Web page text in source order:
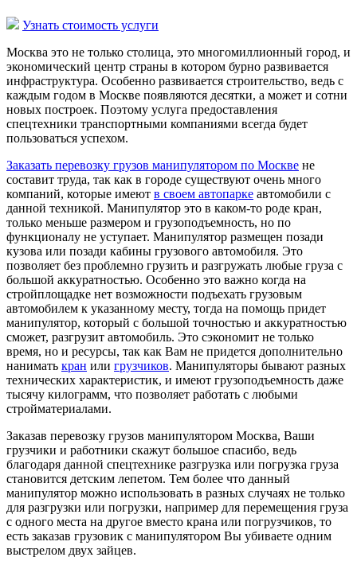
Узнать стоимость услуги
Москва это не только столица, это многомиллионный город, и
экономический центр страны в котором бурно развивается
инфраструктура. Особенно развивается строительство, ведь с
каждым годом в Москве появляются десятки, а может и сотни
новых построек. Поэтому услуга предоставления
спецтехники транспортными компаниями всегда будет
пользоваться успехом.
Заказать перевозку грузов манипулятором по Москве не
составит труда, так как в городе существуют очень много
компаний, которые имеют в своем автопарке автомобили с
данной техникой. Манипулятор это в каком-то роде кран,
только меньше размером и грузоподъемность, но по
функционалу не уступает. Манипулятор размещен позади
кузова или позади кабины грузового автомобиля. Это
позволяет без проблемно грузить и разгружать любые груза с
большой аккуратностью. Особенно это важно когда на
стройплощадке нет возможности подъехать грузовым
автомобилем к указанному месту, тогда на помощь придет
манипулятор, который с большой точностью и аккуратностью
сможет, разгрузит автомобиль. Это сэкономит не только
время, но и ресурсы, так как Вам не придется дополнительно
нанимать кран или грузчиков. Манипуляторы бывают разных
технических характеристик, и имеют грузоподъемность даже
тысячу килограмм, что позволяет работать с любыми
стройматериалами.
Заказав перевозку грузов манипулятором Москва, Ваши
грузчики и работники скажут большое спасибо, ведь
благодаря данной спецтехнике разгрузка или погрузка груза
становится детским лепетом. Тем более что данный
манипулятор можно использовать в разных случаях не только
для разгрузки или погрузки, например для перемещения груза
с одного места на другое вместо крана или погрузчиков, то
есть заказав грузовик с манипулятором Вы убиваете одним
выстрелом двух зайцев.